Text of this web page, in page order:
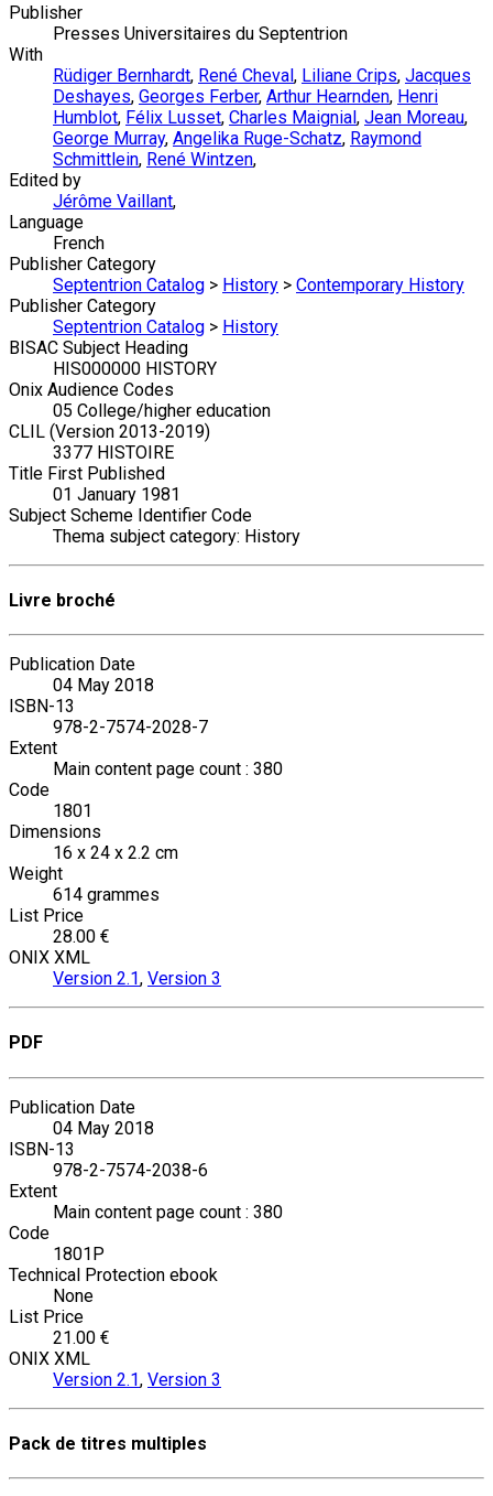
Publisher
Presses Universitaires du Septentrion
With
Rüdiger Bernhardt, René Cheval, Liliane Crips, Jacques
Deshayes, Georges Ferber, Arthur Hearnden, Henri
Humblot, Félix Lusset, Charles Maignial, Jean Moreau,
George Murray, Angelika Ruge-Schatz, Raymond
Schmittlein, René Wintzen,
Edited by
Jérôme Vaillant,
Language
French
Publisher Category
Septentrion Catalog > History > Contemporary History
Publisher Category
Septentrion Catalog > History
BISAC Subject Heading
HIS000000 HISTORY
Onix Audience Codes
05 College/higher education
CLIL (Version 2013-2019)
3377 HISTOIRE
Title First Published
01 January 1981
Subject Scheme Identifier Code
Thema subject category: History
Livre broché
Publication Date
04 May 2018
ISBN-13
978-2-7574-2028-7
Extent
Main content page count : 380
Code
1801
Dimensions
16 x 24 x 2.2 cm
Weight
614 grammes
List Price
28.00 €
ONIX XML
Version 2.1, Version 3
PDF
Publication Date
04 May 2018
ISBN-13
978-2-7574-2038-6
Extent
Main content page count : 380
Code
1801P
Technical Protection ebook
None
List Price
21.00 €
ONIX XML
Version 2.1, Version 3
Pack de titres multiples